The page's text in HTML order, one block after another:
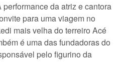
performance da atriz e cantora
para uma viagem no
mais velha do terreiro Acé
é uma das fundadoras do
pelo figurino da